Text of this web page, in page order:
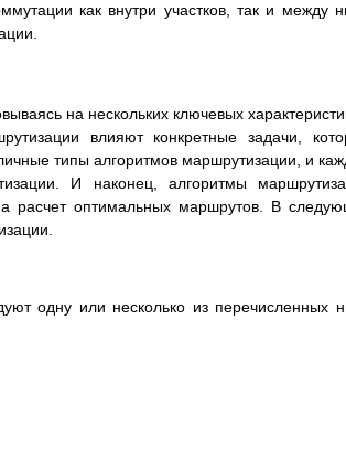
как внутри участков, так и между
на нескольких ключевых
влияют конкретные задачи,
типы алгоритмов маршрутизации, и
И наконец, алгоритмы
расчет оптимальных маршрутов. В
одну или несколько из перечисленных